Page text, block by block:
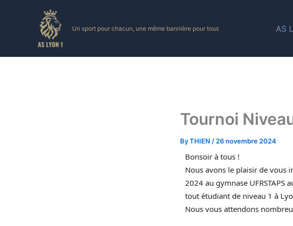
Un sport pour chacun, une même bannière pour tous AS
Tournoi
ByTHIEN / 26 novembre 2024
Bonsoir à tous !
Nous avons le plaisir de vous
2024 au gymnase UFRSTAPS
tout étudiant de niveau 1 à
Nous vous attendons